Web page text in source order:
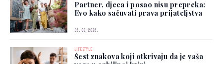
Partner, djeca i posao nisu prepreka:
Evo kako sačuvati prava prijateljstva
06. 08. 2026.
LIFESTYLE
Šest znakova koji otkrivaju da je vaša